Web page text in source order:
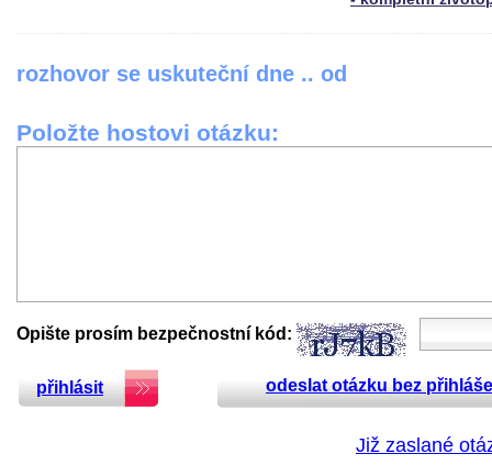
rozhovor se uskuteční dne .. od
Položte hostovi otázku:
Opište prosím bezpečnostní kód:
přihlásit odeslat otázku bez
Již zaslané